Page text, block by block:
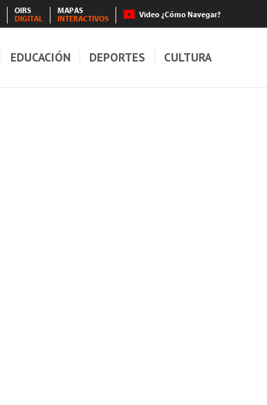
OIRS
DIGITAL
MAPAS
INTERACTIVOS
Video ¿Cómo Navegar?
EDUCACIÓN DEPORTES CULTURA